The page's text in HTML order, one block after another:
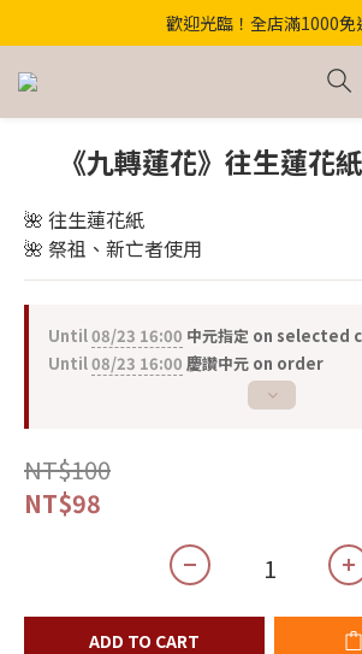
歡迎光臨！全店滿1000免
歡迎光臨！全店滿1000免
【首購優惠】結帳輸入"中元財庫
【獨家】中元轉運祕法2件
歡迎光臨！全店滿1000免
《九轉蓮花》往生蓮花
🌺 往生蓮花紙
🌺 祭祖、新亡者使用
Until08/23 16:00 中元指定 on selected
Until08/23 16:00 慶讚中元 on order
NT$100
NT$98
ADD TO CART